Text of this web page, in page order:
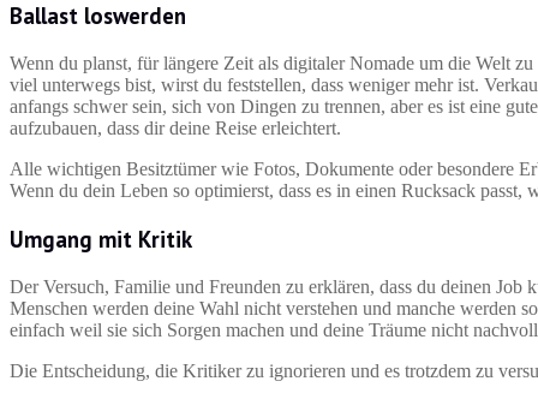
Ballast loswerden
Wenn du planst, für längere Zeit als digitaler Nomade um die Welt
viel unterwegs bist, wirst du feststellen, dass weniger mehr ist.
anfangs schwer sein, sich von Dingen zu trennen, aber es ist eine
aufzubauen, dass dir deine Reise erleichtert.
Alle wichtigen Besitztümer wie Fotos, Dokumente oder besondere
Wenn du dein Leben so optimierst, dass es in einen Rucksack
Umgang mit Kritik
Der Versuch, Familie und Freunden zu erklären, dass du deinen
Menschen werden deine Wahl nicht verstehen und manche werden
einfach weil sie sich Sorgen machen und deine Träume nicht
Die Entscheidung, die Kritiker zu ignorieren und es trotzdem zu